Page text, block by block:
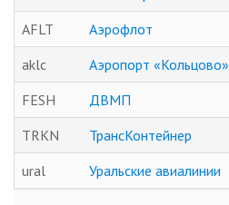
AFLT
Аэрофлот
aklc
Аэропорт «Кольцово»
FESH
ДВМП
TRKN
ТрансКонтейнер
ural
Уральские авиалинии